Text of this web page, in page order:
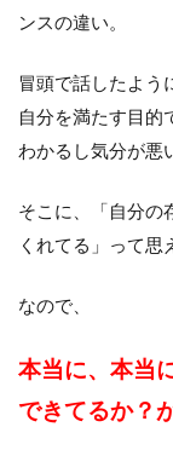
ンスの違い。
冒頭で話したよう
自分を満たす目的
わかるし気分が悪
そこに、「自分の
くれてる」って思
なので、
本当に、本当
できてるか？